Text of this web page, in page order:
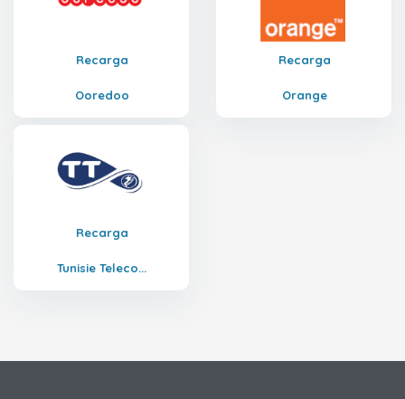
Recarga
Ooredoo
Recarga
Orange
Recarga
Tunisie Teleco...